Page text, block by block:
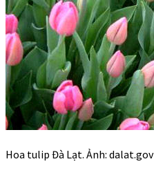
Hoa tulip Đà Lạt. Ảnh: dalat.gov